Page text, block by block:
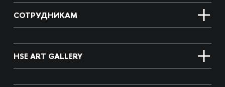
СОТРУДНИКАМ
HSE ART GALLERY